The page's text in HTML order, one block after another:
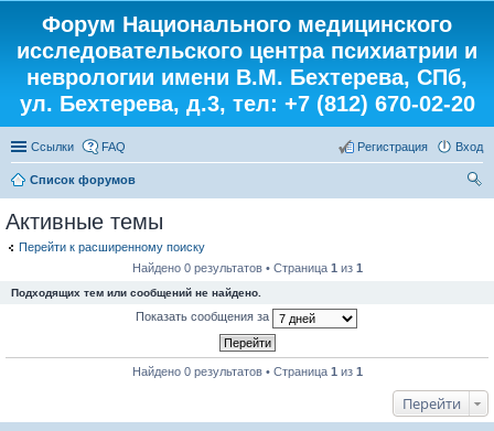
Форум Национального медицинского
исследовательского центра психиатрии и
неврологии имени В.М. Бехтерева, СПб,
ул. Бехтерева, д.3, тел: +7 (812) 670-02-20
Ссылки FAQ Вход
Регистрация
Список форумов
Активные темы
Перейти к расширенному поиску
Найдено 0 результатов • Страница 1 из 1
Подходящих тем или сообщений не найдено.
Показать сообщения за
Найдено 0 результатов • Страница 1 из 1
Перейти